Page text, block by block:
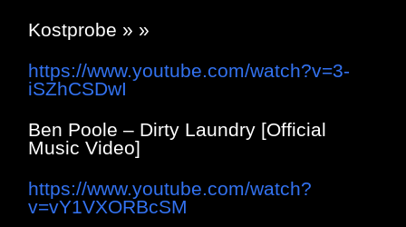
Kostprobe » »
https://www.youtube.com/watch?v=3-
iSZhCSDwI
Ben Poole – Dirty Laundry [Official
Music Video]
https://www.youtube.com/watch?
v=vY1VXORBcSM